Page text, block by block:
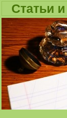
Статьи